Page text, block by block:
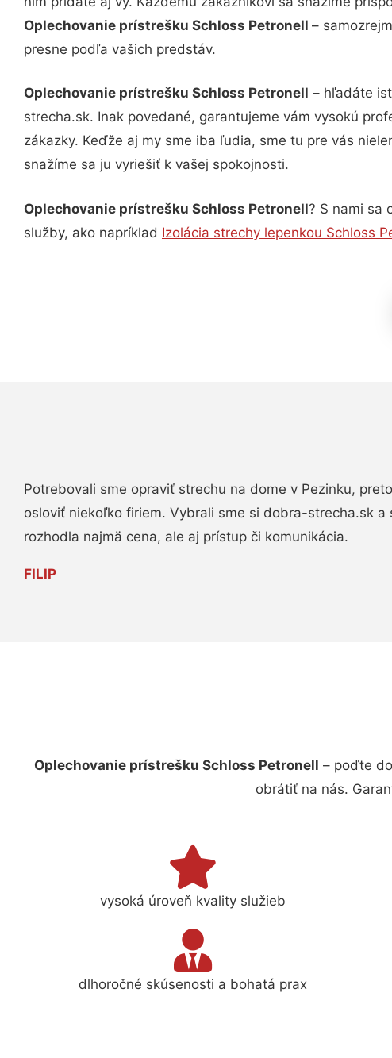
Oplechovanie prístrešku Schloss Petronell –
presne podľa vašich predstáv.
Oplechovanie prístrešku Schloss Petronell – hľadáte
strecha.sk. Inak povedané, garantujeme vám vysokú
zákazky. Keďže aj my sme iba ľudia, sme tu pre vás
snažíme sa ju vyriešiť k vašej spokojnosti.
Oplechovanie prístrešku Schloss Petronell? S nami sa
služby, ako napríklad Izolácia strechy lepenkou Schloss
Potrebovali sme opraviť strechu na dome v Pezinku,
osloviť niekoľko firiem. Vybrali sme si dobra-strecha.sk a
rozhodla najmä cena, ale aj prístup či komunikácia.
FILIP
Oplechovanie prístrešku Schloss Petronell – poďte
obrátiť na nás.
vysoká úroveň kvality služieb
dlhoročné skúsenosti a bohatá prax